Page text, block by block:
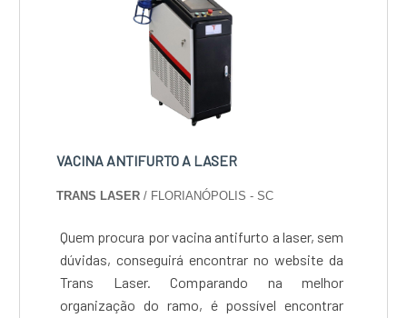
VACINA ANTIFURTO A LASER
TRANS LASER / FLORIANÓPOLIS - SC
Quem procura por vacina antifurto a laser, sem
dúvidas, conseguirá encontrar no website da
Trans Laser. Comparando na melhor
organização do ramo, é possível encontrar